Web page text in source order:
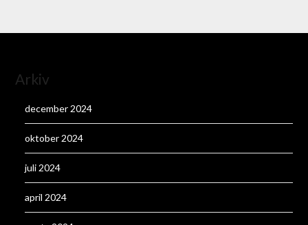
Arkiv
december 2024
oktober 2024
juli 2024
april 2024